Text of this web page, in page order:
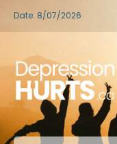
Date: 8/07/2026